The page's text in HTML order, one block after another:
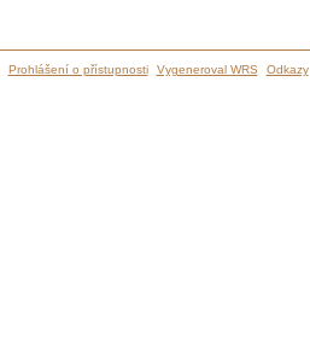
Prohlášení o přístupnosti Vygeneroval WRS Odkazy